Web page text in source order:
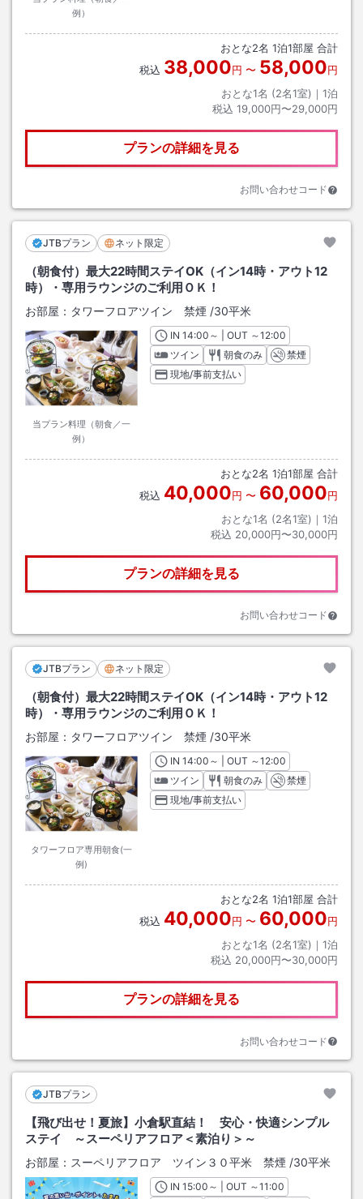
例）
おとな2名 1泊1部屋 合計
税込 38,000円 〜 58,000円
おとな1名 (2名1室)｜ 1泊
税込 19,000円〜29,000円
プランの詳細を見る
お問い合わせコード
JTBプラン ネット限定
（朝食付）最大22時間ステイOK（イン14時・アウト12
時）・専用ラウンジのご利用ＯＫ！
お部屋： タワーフロアツイン 禁煙 /30平米
当プラン料理（朝食／一
例）
INチェックイン
14:00 ～ | OUT チェックアウト
～12:00
ツイン
朝食のみ
禁煙
現地/事前支払い
おとな2名 1泊1部屋 合計
税込 40,000円 〜 60,000円
おとな1名 (2名1室)｜ 1泊
税込 20,000円〜30,000円
プランの詳細を見る
お問い合わせコード
JTBプラン ネット限定
（朝食付）最大22時間ステイOK（イン14時・アウト12
時）・専用ラウンジのご利用ＯＫ！
お部屋： タワーフロアツイン 禁煙 /30平米
タワーフロア専用朝食(一
例)
INチェックイン
14:00 ～ | OUT チェックアウト
～12:00
ツイン
朝食のみ
禁煙
現地/事前支払い
おとな2名 1泊1部屋 合計
税込 40,000円 〜 60,000円
おとな1名 (2名1室)｜ 1泊
税込 20,000円〜30,000円
プランの詳細を見る
お問い合わせコード
JTBプラン
【飛び出せ！夏旅】小倉駅直結！ 安心・快適シンプル
ステイ ～スーペリアフロア＜素泊り＞～
お部屋： スーペリアフロア ツイン３０平米 禁煙 /30平米
INチェックイン
15:00 ～ | OUT チェックアウト
～11:00